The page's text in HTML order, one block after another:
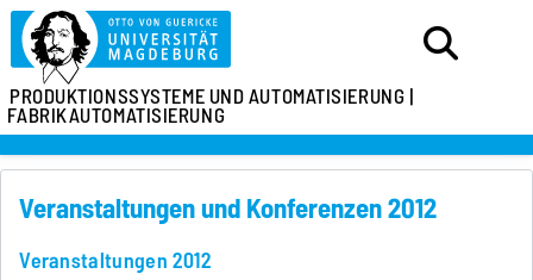
PRODUKTIONSSYSTEMEUND AUTOMATISIERUNG |
FABRIKAUTOMATISIERUNG
Veranstaltungen und Konferenzen 2012
Veranstaltungen 2012